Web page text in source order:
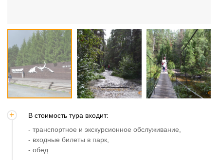
В стоимость тура входит:
- транспортное и экскурсионное обслуживание,
- входные билеты в парк,
- обед.